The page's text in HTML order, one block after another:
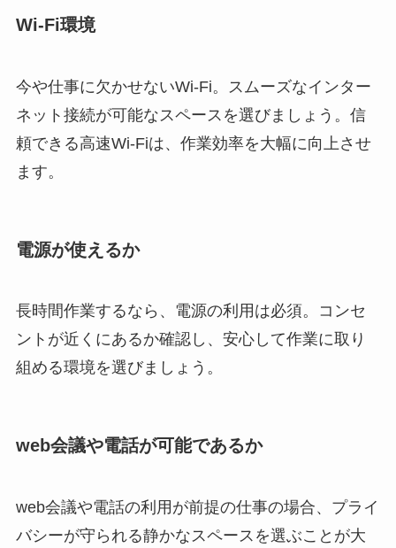
Wi-Fi環境
今や仕事に欠かせないWi-Fi。スムーズなインター
ネット接続が可能なスペースを選びましょう。信
頼できる高速Wi-Fiは、作業効率を大幅に向上させ
ます。
電源が使えるか
長時間作業するなら、電源の利用は必須。コンセ
ントが近くにあるか確認し、安心して作業に取り
組める環境を選びましょう。
web会議や電話が可能であるか
web会議や電話の利用が前提の仕事の場合、プライ
バシーが守られる静かなスペースを選ぶことが大